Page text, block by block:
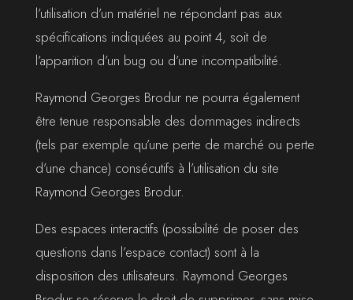
l’utilisation d’un matériel ne répondant pas aux
spécifications indiquées au point 4, soit de
l’apparition d’un bug ou d’une incompatibilité.
Raymond Georges Brodur ne pourra également
être tenue responsable des dommages indirects
(tels par exemple qu’une perte de marché ou perte
d’une chance) consécutifs à l’utilisation du site
Raymond Georges Brodur.
Des espaces interactifs (possibilité de poser des
questions dans l’espace contact) sont à la
disposition des utilisateurs. Raymond Georges